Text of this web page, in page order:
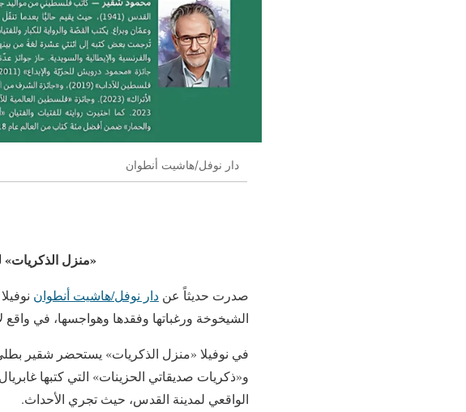
دار نوفل/هاشيت أنطوان
«منزل الذكريات»
صدرت حديثاً عن دار نوفل/هاشيت أنطوان
الشيخوخة ورغباتها وفقدها وهواجسها، في واقع
و«ذكريات صديقاتي الحزينات» التي كتبها
الواقعي لمدينة القدس، حيث تجري الأحداث.